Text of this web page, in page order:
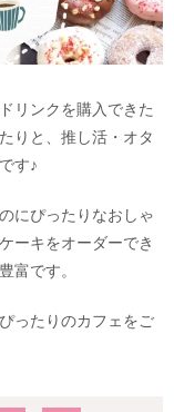
リンクを購入できた
りと、推し活・オタ
す♪
にぴったりなおしゃ
ーキをオーダーでき
富です。
ったりのカフェをご